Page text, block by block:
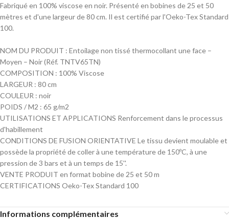
Fabriqué en 100% viscose en noir. Présenté en bobines de 25 et 50
mètres et d'une largeur de 80 cm. Il est certifié par l'Oeko-Tex Standard
100.
NOM DU PRODUIT : Entoilage non tissé thermocollant une face –
Moyen – Noir (Réf. TNTV65TN)
COMPOSITION : 100% Viscose
LARGEUR : 80 cm
COULEUR : noir
POIDS / M2 : 65 g/m2
UTILISATIONS ET APPLICATIONS Renforcement dans le processus
d'habillement
CONDITIONS DE FUSION ORIENTATIVE Le tissu devient moulable et
possède la propriété de coller à une température de 150ºC, à une
pression de 3 bars et à un temps de 15''.
VENTE PRODUIT en format bobine de 25 et 50 m
CERTIFICATIONS Oeko-Tex Standard 100
Informations complémentaires